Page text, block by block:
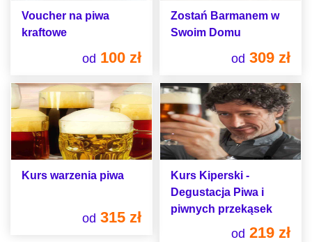
Voucher na piwa
kraftowe
od 100 zł
Zostań Barmanem w
Swoim Domu
od 309 zł
Kurs warzenia piwa
od 315 zł
Kurs Kiperski -
Degustacja Piwa i
piwnych przekąsek
od 219 zł